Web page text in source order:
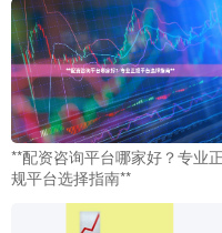
**配资咨询平台哪家好？专业正
规平台选择指南**